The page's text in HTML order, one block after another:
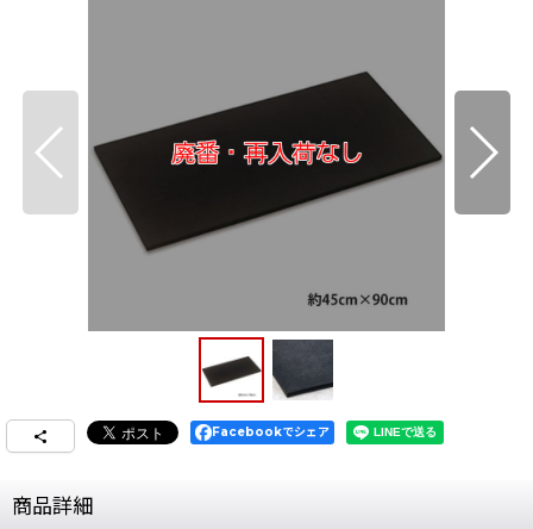
Facebookでシェア
商品詳細